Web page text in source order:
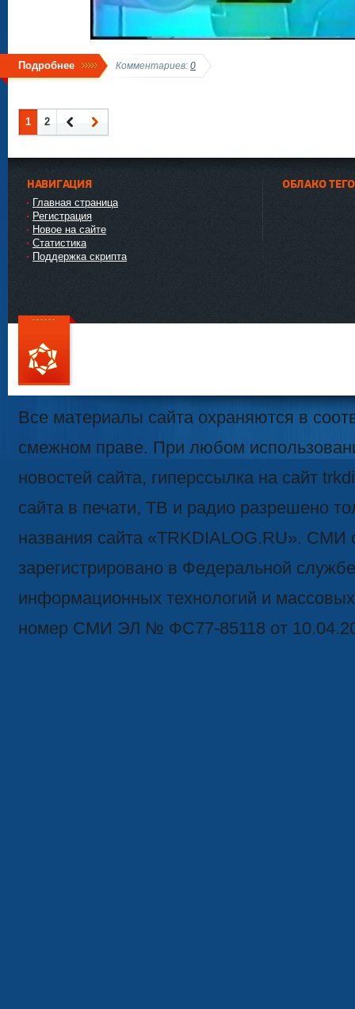
Подробнее Комментариев: 0
1
2
НАВИГАЦИЯ
Главная страница
Регистрация
Новое на сайте
Статистика
Поддержка скрипта
ОБЛАКО
111
Все материалы сайта охраняются в
смежном праве. При любом
новостей сайта, гиперссылка на сайт
сайта в печати, ТВ и радио разрешено
названия сайта «TRKDIALOG.RU». СМИ
зарегистрировано в Федеральной
информационных технологий и
номер СМИ ЭЛ № ФС77-85118 от